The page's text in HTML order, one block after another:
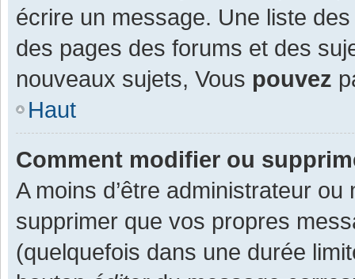
écrire un message. Une liste
des pages des forums et des
nouveaux sujets, Vous pouvez
Haut
Comment modifier ou
A moins d’être administrateur
supprimer que vos propres
(quelquefois dans une durée